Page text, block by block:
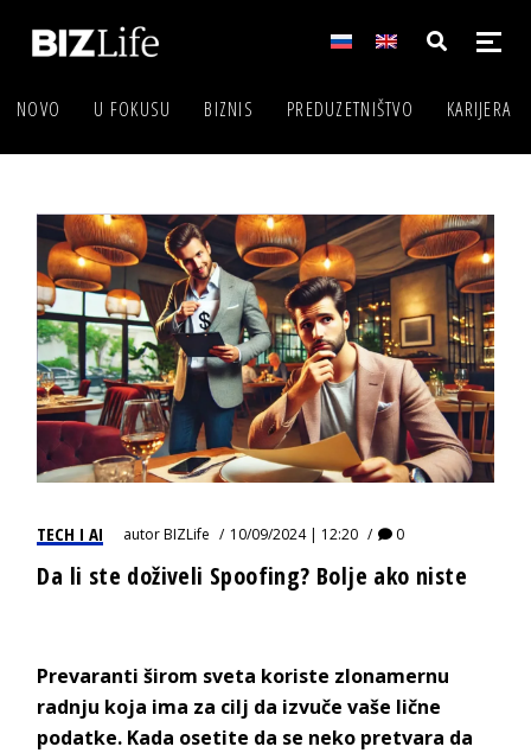
NOVO U FOKUSU BIZNIS PREDUZETNIŠTVO KARIJERA
TECH I AI autorBIZLife 10/09/2024 | 12:20 0
Da li ste doživeli Spoofing? Bolje ako niste
Prevaranti širom sveta koriste zlonamernu
radnju koja ima za cilj da izvuče vaše lične
podatke. Kada osetite da se neko pretvara da